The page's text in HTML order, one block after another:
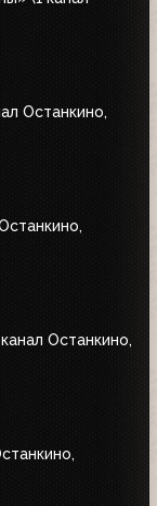
Останкино,
Останкино,